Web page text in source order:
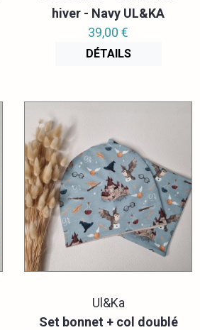
hiver - Navy UL&KA
39,00 €
DÉTAILS
Ul&Ka
Set bonnet + col doublé